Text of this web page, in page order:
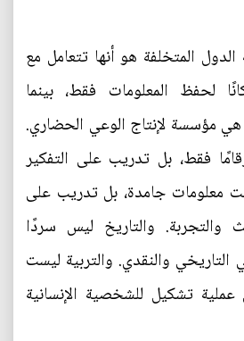
المتخلفة هو أنها تتعامل مع
لحفظ المعلومات فقط، بينما
مؤسسة لإنتاج الوعي الحضاري.
فقط، بل تدريب على التفكير
معلومات جامدة، بل تدريب على
والتجربة. والتاريخ ليس سردًا
التاريخي والنقدي. والتربية ليست
تشكيل للشخصية الإنسانية